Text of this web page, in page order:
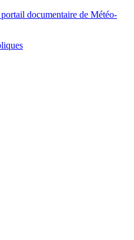
documentaire de Météo-